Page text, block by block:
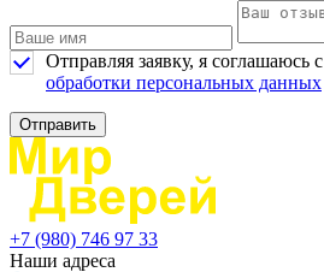
Отправляя заявку, я соглашаюсь с
обработки персональных данных
Отправить
+7 (980) 746 97 33
Наши адреса